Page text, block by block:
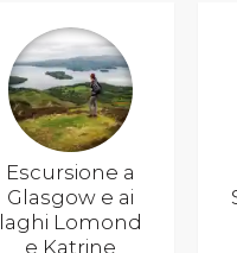
Escursione a
Glasgow e ai
laghi Lomond
e Katrine